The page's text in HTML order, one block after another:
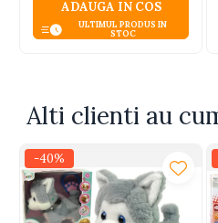
ADAUGA IN COS
ULTIMUL PRODUS IN
STOC
Alti clienti au
-40%